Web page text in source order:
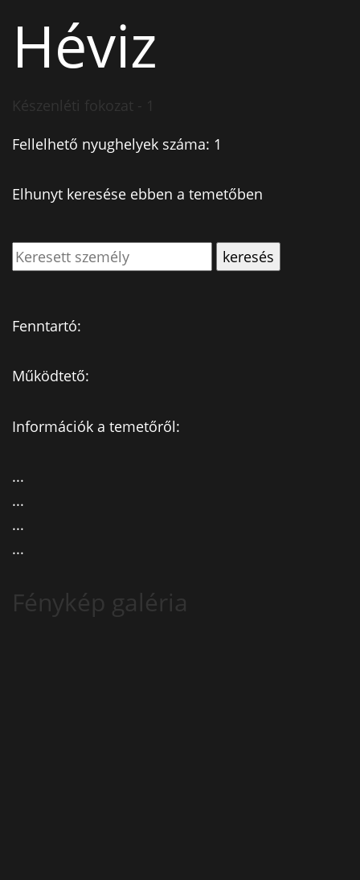
Héviz
Készenléti fokozat - 1
Fellelhető nyughelyek száma: 1
Elhunyt keresése ebben a temetőben
Fenntartó:
Működtető:
Információk a temetőről:
...
...
...
...
Fénykép galéria